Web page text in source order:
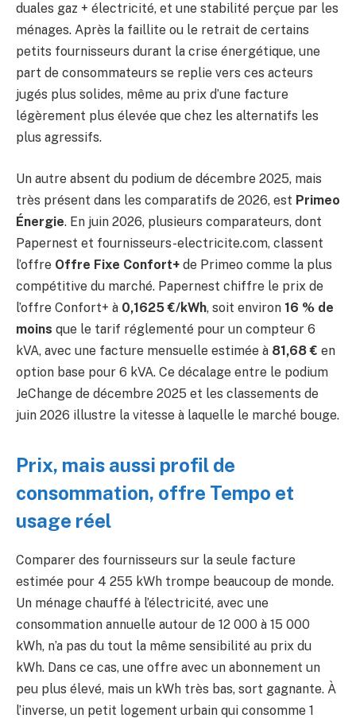
duales gaz + électricité, et une stabilité perçue par les
ménages. Après la faillite ou le retrait de certains
petits fournisseurs durant la crise énergétique, une
part de consommateurs se replie vers ces acteurs
jugés plus solides, même au prix d’une facture
légèrement plus élevée que chez les alternatifs les
plus agressifs.
Un autre absent du podium de décembre 2025, mais
très présent dans les comparatifs de 2026, est Primeo
Énergie. En juin 2026, plusieurs comparateurs, dont
Papernest et fournisseurs-electricite.com, classent
l’offre Offre Fixe Confort+ de Primeo comme la plus
compétitive du marché. Papernest chiffre le prix de
l’offre Confort+ à 0,1625 €/kWh, soit environ 16 % de
moins que le tarif réglementé pour un compteur 6
kVA, avec une facture mensuelle estimée à 81,68 € en
option base pour 6 kVA. Ce décalage entre le podium
JeChange de décembre 2025 et les classements de
juin 2026 illustre la vitesse à laquelle le marché bouge.
Prix, mais aussi profil de
consommation, offre Tempo et
usage réel
Comparer des fournisseurs sur la seule facture
estimée pour 4 255 kWh trompe beaucoup de monde.
Un ménage chauffé à l’électricité, avec une
consommation annuelle autour de 12 000 à 15 000
kWh, n’a pas du tout la même sensibilité au prix du
kWh. Dans ce cas, une offre avec un abonnement un
peu plus élevé, mais un kWh très bas, sort gagnante. À
l’inverse, un petit logement urbain qui consomme 1